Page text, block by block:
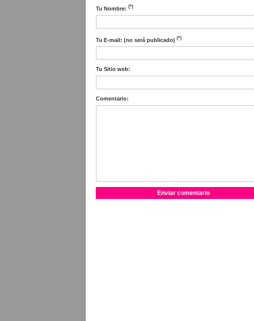
Tu Nombre: (*)
Tu E-mail: (no será publicado) (*)
Tu Sitio web:
Comentario: